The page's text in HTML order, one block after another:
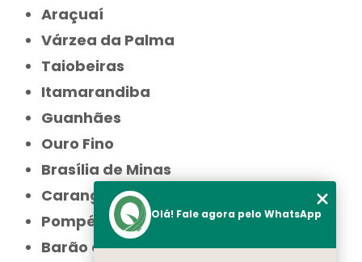
Araçuaí
Várzea da Palma
Taiobeiras
Itamarandiba
Guanhães
Ouro Fino
Brasília de Minas
Carangola
Pompéu
Barão de Cocais
Olá! Fale agora pelo WhatsApp